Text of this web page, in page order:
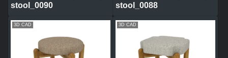
stool_0090
stool_0088
3D CAD 3D CAD